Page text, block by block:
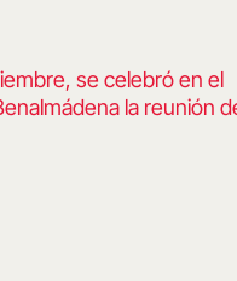
se celebró en el
la reunión